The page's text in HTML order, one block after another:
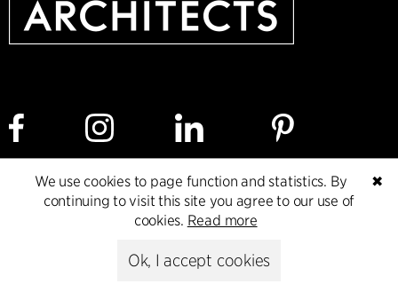
Cookie policy Data ethics policy
Privacy policy
✖
We use cookies to page function and statistics. By
continuing to visit this site you agree to our use of
cookies. Read more
Ok, I accept cookies